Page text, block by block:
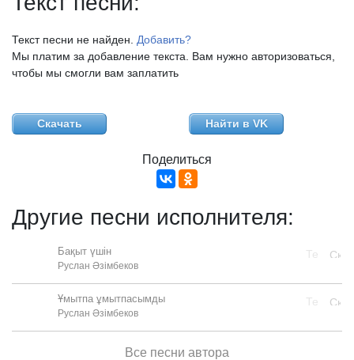
Текст песни не найден. Добавить?
Мы платим за добавление текста. Вам нужно авторизоваться,
чтобы мы смогли вам заплатить
Скачать Найти в VK
Поделиться
Другие песни исполнителя:
Бақыт үшін
Руслан Әзімбеков
Ұмытпа ұмытпасымды
Руслан Әзімбеков
Все песни автора